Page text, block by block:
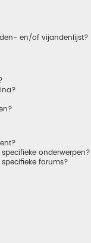
en/of vijandenlijst?
onderwerpen?
forums?